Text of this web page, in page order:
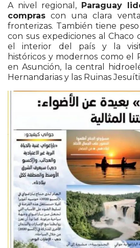
A nivel regional,
Paraguay
compras con una clara
fronterizas. También tiene
con sus expediciones al Chaco
el interior del país y la
históricos y modernos como el
en Asunción, la central
Hernandarias y las Ruinas